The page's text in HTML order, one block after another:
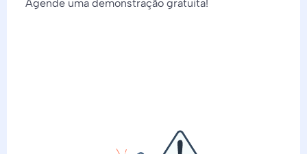
Agende uma demonstração gratuita!